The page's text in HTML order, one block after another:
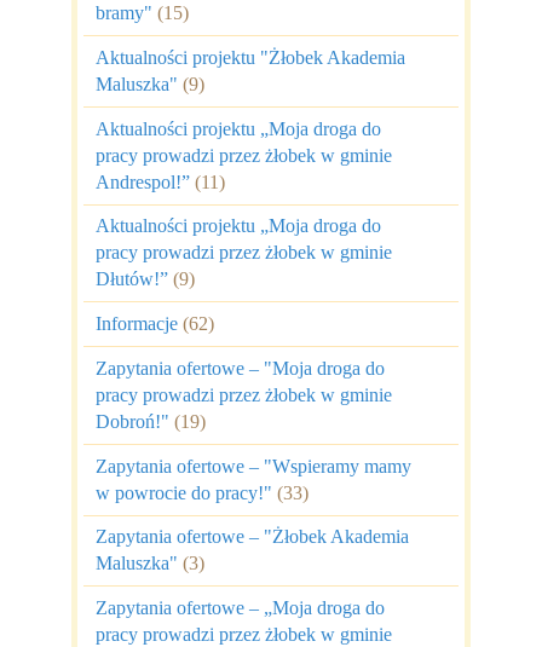
bramy" (15)
Aktualności projektu "Żłobek Akademia
Maluszka" (9)
Aktualności projektu „Moja droga do
pracy prowadzi przez żłobek w gminie
Andrespol!” (11)
Aktualności projektu „Moja droga do
pracy prowadzi przez żłobek w gminie
Dłutów!” (9)
Informacje (62)
Zapytania ofertowe – "Moja droga do
pracy prowadzi przez żłobek w gminie
Dobroń!" (19)
Zapytania ofertowe – "Wspieramy mamy
w powrocie do pracy!" (33)
Zapytania ofertowe – "Żłobek Akademia
Maluszka" (3)
Zapytania ofertowe – „Moja droga do
pracy prowadzi przez żłobek w gminie